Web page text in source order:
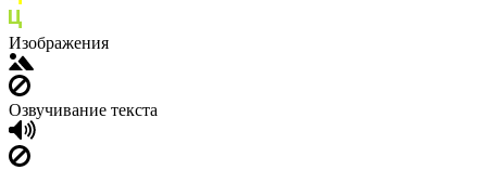
Изображения
Озвучивание текста